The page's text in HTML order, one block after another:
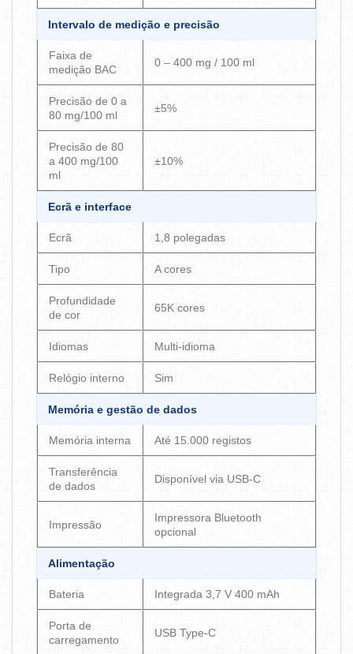
Intervalo de medição e precisão
Faixa de
medição BAC
0 – 400 mg / 100 ml
Precisão de 0 a
80 mg/100 ml
±5%
Precisão de 80
a 400 mg/100
ml
±10%
Ecrã e interface
Ecrã 1,8 polegadas
Tipo A cores
Profundidade
de cor
65K cores
Idiomas Multi-idioma
Relógio interno Sim
Memória e gestão de dados
Memória interna Até 15.000 registos
Transferência
de dados
Disponível via USB-C
Impressão
Impressora Bluetooth
opcional
Alimentação
Bateria Integrada 3,7 V 400 mAh
Porta de
carregamento
USB Type-C